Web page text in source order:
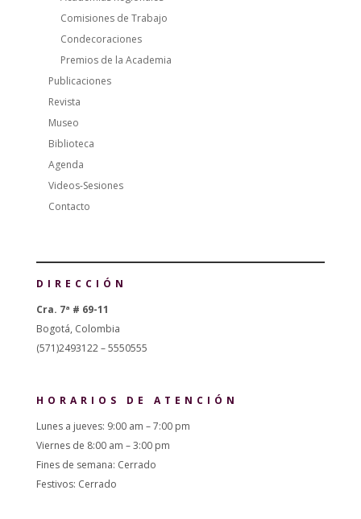
Comisiones de Trabajo
Condecoraciones
Premios de la Academia
Publicaciones
Revista
Museo
Biblioteca
Agenda
Videos-Sesiones
Contacto
DIRECCIÓN
Cra. 7ª # 69-11
Bogotá, Colombia
(571)2493122 – 5550555
HORARIOS DE ATENCIÓN
Lunes a jueves: 9:00 am – 7:00 pm
Viernes de 8:00 am – 3:00 pm
Fines de semana: Cerrado
Festivos: Cerrado